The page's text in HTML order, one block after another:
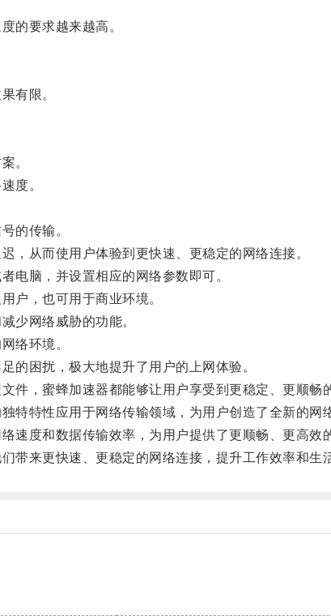
的要求越来越高。
有限。
。
度。
的传输。
从而使用户体验到更快速、更稳定的网络连接。
脑，并设置相应的网络参数即可。
，也可用于商业环境。
少网络威胁的功能。
络环境。
困扰，极大地提升了用户的上网体验。
，蜜蜂加速器都能够让用户享受到更稳定、更顺畅
特性应用于网络传输领域，为用户创造了全新的网
度和数据传输效率，为用户提供了更顺畅、更高效
来更快速、更稳定的网络连接，提升工作效率和生